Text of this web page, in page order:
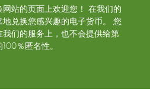
站的页面上欢迎您！ 在我们的
兑换您感兴趣的电子货币。 您
们的服务上，也不会提供给第
％匿名性。